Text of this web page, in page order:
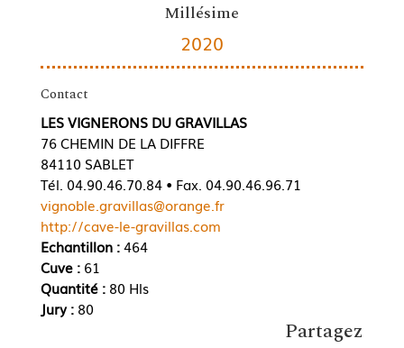
Millésime
2020
Contact
LES VIGNERONS DU GRAVILLAS
76 CHEMIN DE LA DIFFRE
84110 SABLET
Tél. 04.90.46.70.84 • Fax. 04.90.46.96.71
vignoble.gravillas@orange.fr
http://cave-le-gravillas.com
Echantillon :464
Cuve : 61
Quantité : 80 Hls
Jury : 80
Partagez